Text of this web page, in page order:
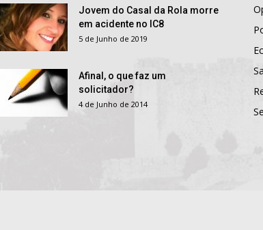
Jovem do Casal da Rola morre
em acidente no IC8
5 de Junho de 2019
Afinal, o que faz um
solicitador?
4 de Junho de 2014